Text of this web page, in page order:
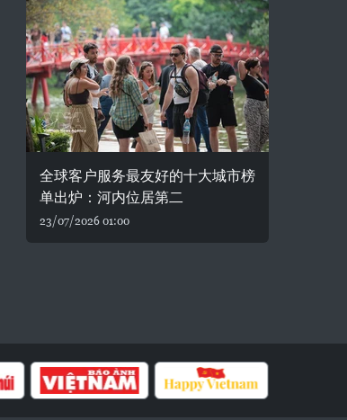
全球客户服务最友好的十大城市榜
单出炉：河内位居第二
23/07/2026 01:00